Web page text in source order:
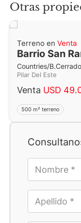
Otras
Terreno en Venta
Barrio San
Countries/
Pilar Del Este
Venta USD
500 m² terreno